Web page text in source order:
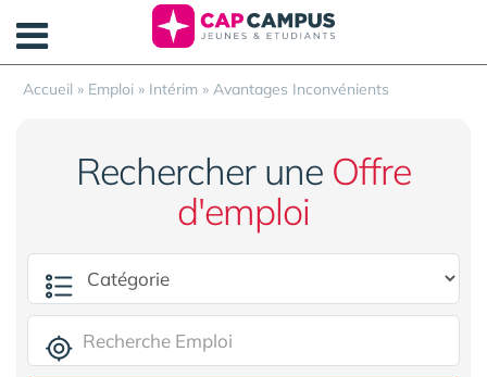
Accueil » Emploi » Intérim » Avantages Inconvénients
Rechercher une Offre
d'emploi
Panneau de gestion des cookies